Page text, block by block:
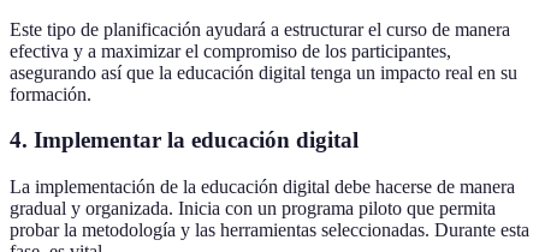
Este tipo de planificación ayudará a estructurar el curso de manera
efectiva y a maximizar el compromiso de los participantes,
asegurando así que la educación digital tenga un impacto real en su
formación.
4. Implementar la educación digital
La implementación de la educación digital debe hacerse de manera
gradual y organizada. Inicia con un programa piloto que permita
probar la metodología y las herramientas seleccionadas. Durante esta